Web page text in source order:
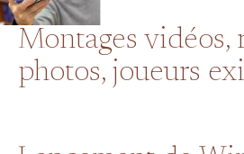
Montages vidéos,
photos, joueurs